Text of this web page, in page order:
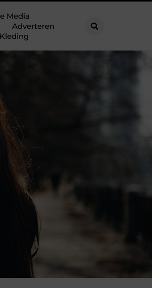
Media
Adverteren